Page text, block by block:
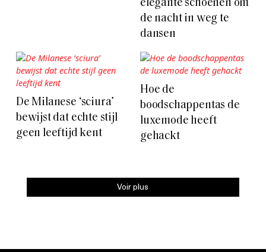
elegante schoenen om
de nacht in weg te
dansen
De Milanese ‘sciura’
bewijst dat echte stijl
geen leeftijd kent
Hoe de
boodschappentas de
luxemode heeft
gehackt
Voir plus